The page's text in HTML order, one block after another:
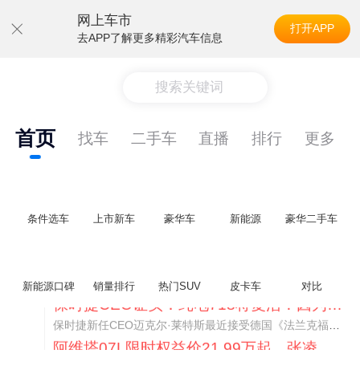
网上车市
去APP了解更多精彩汽车信息
打开APP
搜索关键词
首页 找车 二手车 直播 排行 更多
条件选车 上市新车 豪华车 新能源 豪华二手车
新能源口碑 销量排行 热门SUV 皮卡车 对比
阿维塔07L限时权益价21.99万起，张凌赫成首位车主